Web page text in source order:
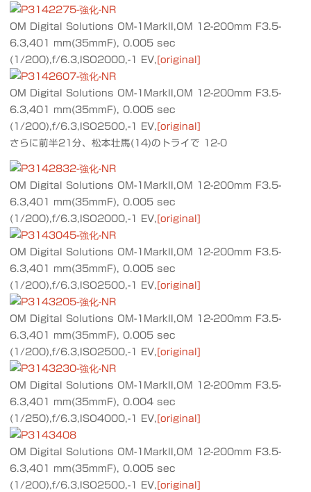
OM Digital Solutions OM-1MarkII,OM 12-200mm F3.5-
6.3,401 mm(35mmF), 0.005 sec
(1/200),f/6.3,ISO2000,-1 EV, [original]
OM Digital Solutions OM-1MarkII,OM 12-200mm F3.5-
6.3,401 mm(35mmF), 0.005 sec
(1/200),f/6.3,ISO2500,-1 EV, [original]
さらに前半21分、松本壮馬(14)のトライで 12-0
OM Digital Solutions OM-1MarkII,OM 12-200mm F3.5-
6.3,401 mm(35mmF), 0.005 sec
(1/200),f/6.3,ISO2000,-1 EV, [original]
OM Digital Solutions OM-1MarkII,OM 12-200mm F3.5-
6.3,401 mm(35mmF), 0.005 sec
(1/200),f/6.3,ISO2500,-1 EV, [original]
OM Digital Solutions OM-1MarkII,OM 12-200mm F3.5-
6.3,401 mm(35mmF), 0.005 sec
(1/200),f/6.3,ISO2500,-1 EV, [original]
OM Digital Solutions OM-1MarkII,OM 12-200mm F3.5-
6.3,401 mm(35mmF), 0.004 sec
(1/250),f/6.3,ISO4000,-1 EV, [original]
OM Digital Solutions OM-1MarkII,OM 12-200mm F3.5-
6.3,401 mm(35mmF), 0.005 sec
(1/200),f/6.3,ISO2500,-1 EV, [original]